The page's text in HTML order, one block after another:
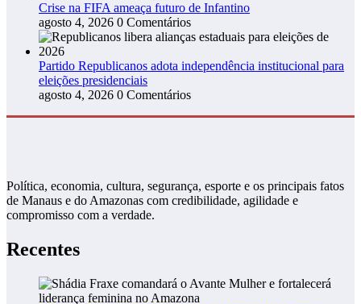
Crise na FIFA ameaça futuro de Infantino
agosto 4, 2026 0 Comentários
Partido Republicanos adota independência institucional para
eleições presidenciais
agosto 4, 2026 0 Comentários
Política, economia, cultura, segurança, esporte e os principais fatos
de Manaus e do Amazonas com credibilidade, agilidade e
compromisso com a verdade.
Recentes